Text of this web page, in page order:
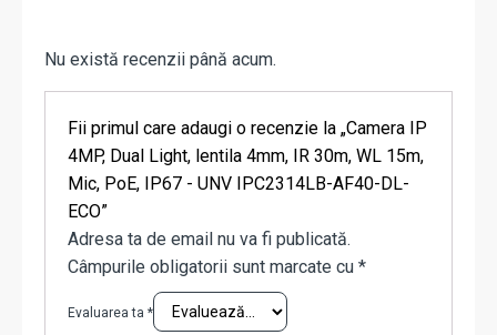
Nu există recenzii până acum.
Fii primul care adaugi o recenzie la „Camera IP
4MP, Dual Light, lentila 4mm, IR 30m, WL 15m,
Mic, PoE, IP67 - UNV IPC2314LB-AF40-DL-
ECO”
Adresa ta de email nu va fi publicată.
Câmpurile obligatorii sunt marcate cu *
Evaluarea ta *